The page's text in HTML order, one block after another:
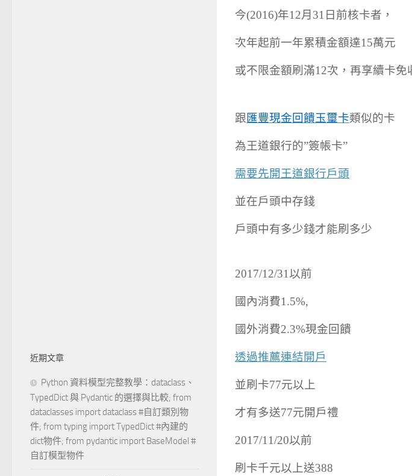
今(2016)年12月31日前核卡者，
次年起前一年累積金額達15萬元
或不限金額刷滿12次，再享續卡免
跟匯豐現金回饋玉璽卡類似的卡
為王道銀行的”簽帳卡”
需要先開王道銀行戶頭
並在戶頭中存錢
戶頭中有多少錢才能刷多少
2017/12/31以前
國內消費1.5%,
國外消費2.3%現金回饋
透過推薦連結開戶
並刷卡77元以上
才有多送77元開戶禮
2017/11/20以前
刷卡千元以上送388
近期文章
Python 資料模型完整教學：dataclass、
TypedDict 與 Pydantic 的選擇與比較; from
dataclasses import dataclass #自訂類別物
件; from typing import TypedDict #內建的
dict物件; from pydantic import BaseModel #
自訂模型物件